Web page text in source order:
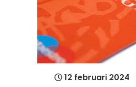
12 februari 2024